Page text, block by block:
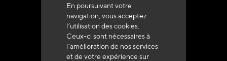
En poursuivant votre
navigation, vous acceptez
l’utilisation des cookies.
Ceux-ci sont nécessaires à
l’amélioration de nos services
et de votre expérience sur
+33 (0)4 79 72 62 22 Taper 1